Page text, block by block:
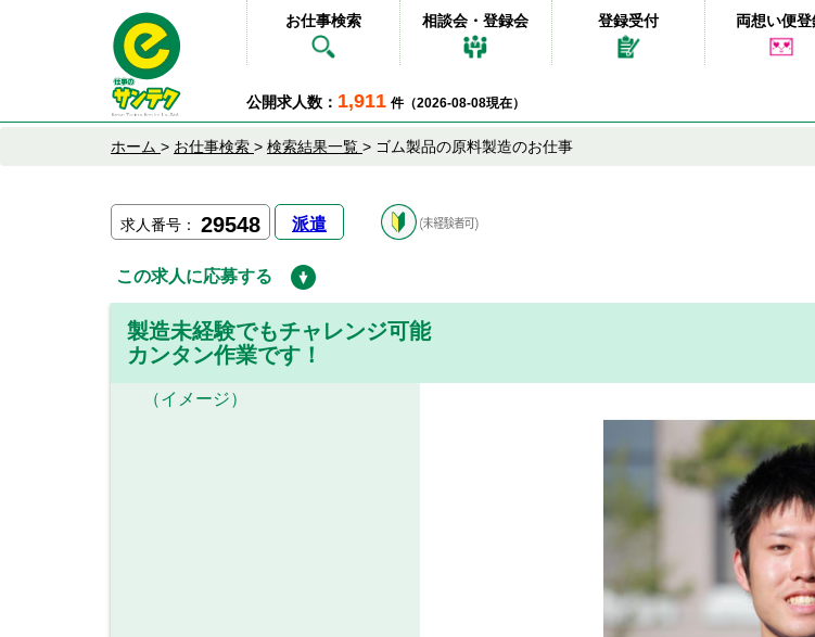
お仕事検索 相談会・登録会 登録受付 両想い便登
公開求人数： 1,911 件（2026-08-08現在）
ホーム > お仕事検索 > 検索結果一覧 > ゴム製品の原料製造のお仕事
求人番号： 29548 派遣
この求人に応募する
製造未経験でもチャレンジ可能
カンタン作業です！
（イメージ）